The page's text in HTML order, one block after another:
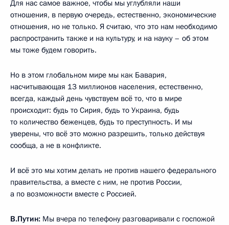
Для нас самое важное, чтобы мы углубляли наши
отношения, в первую очередь, естественно, экономические
отношения, но не только. Я считаю, что это нам необходимо
распространить также и на культуру, и на науку – об этом
мы тоже будем говорить.
Но в этом глобальном мире мы как Бавария,
насчитывающая 13 миллионов населения, естественно,
всегда, каждый день чувствуем всё то, что в мире
происходит: будь то Сирия, будь то Украина, будь
то количество беженцев, будь то преступность. И мы
уверены, что всё это можно разрешить, только действуя
сообща, а не в конфликте.
И всё это мы хотим делать не против нашего федерального
правительства, а вместе с ним, не против России,
а по возможности вместе с Россией.
В.Путин: Мы вчера по телефону разговаривали с госпожой